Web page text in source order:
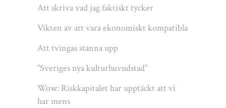
Att skriva vad jag faktiskt tycker
Vikten av att vara ekonomiskt kompatibla
Att tvingas stanna upp
”Sveriges nya kulturhuvudstad”
Wow: Riskkapitalet har upptäckt att vi
har mens